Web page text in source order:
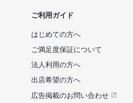
ご利用ガイド
はじめての方へ
ご満足度保証について
法人利用の方へ
出店希望の方へ
広告掲載のお問い合わせ